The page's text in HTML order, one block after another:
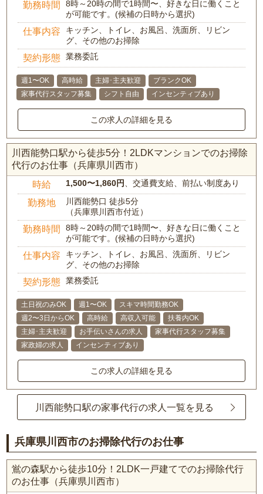
勤務時間
8時～20時の間で1時間〜、好きな日に働くこと
が可能です。(候補の日時から選択)
仕事内容
キッチン、トイレ、お風呂、洗面所、リビン
グ、その他のお掃除
契約形態 業務委託
週1〜OK 高時給 主婦･主夫歓迎
ブランクOK
家事代行スタッフ募集
シフト自由 インセンティブあり
この求人の詳細を見る
川西能勢口駅から徒歩5分！2LDKマンションでのお掃除
代行のお仕事（兵庫県川西市）
時給 1,500〜1,860円、交通費支給、前払い制度あり
勤務地
川西能勢口 徒歩5分
（兵庫県川西市付近）
勤務時間
8時～20時の間で1時間〜、好きな日に働くこと
が可能です。(候補の日時から選択)
仕事内容
キッチン、トイレ、お風呂、洗面所、リビン
グ、その他のお掃除
契約形態 業務委託
土日祝のみOK 週1〜OK
スキマ時間勤務OK
週2〜3日からOK
高時給 高収入可能
扶養内OK
主婦･主夫歓迎
お手伝いさんの求人
家事代行スタッフ募集
家政婦の求人
インセンティブあり
この求人の詳細を見る
川西能勢口駅の家事代行の求人一覧を見る
兵庫県川西市のお掃除代行のお仕事
鴬の森駅から徒歩10分！2LDK一戸建てでのお掃除代行
のお仕事（兵庫県川西市）